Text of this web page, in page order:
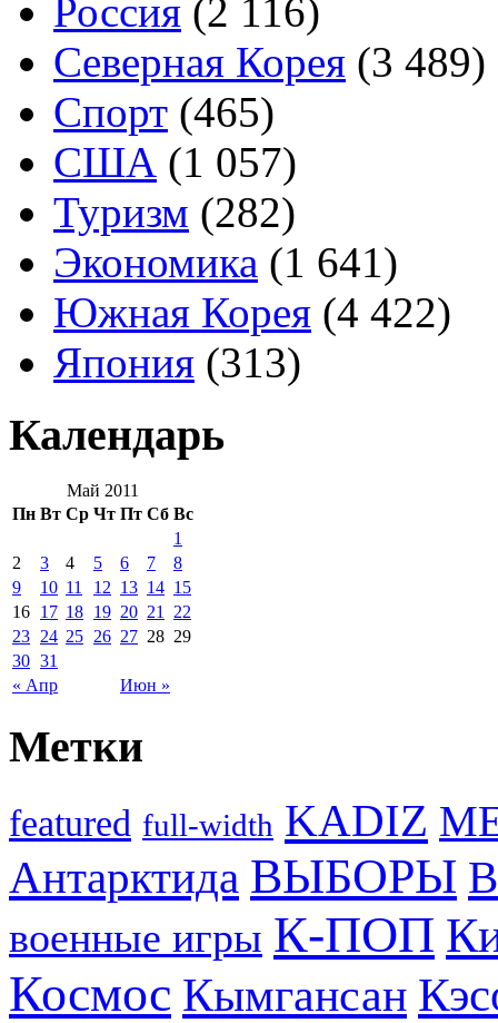
Россия (2 116)
Северная Корея (3 489)
Спорт (465)
США (1 057)
Туризм (282)
Экономика (1 641)
Южная Корея (4 422)
Япония (313)
Календарь
Май 2011
Пн Вт Ср Чт Пт Сб Вс
« Апр Июн »
1
2
3 4 5 6 7
8
9
10 11 12 13 14 15
16 17 18 19 20 21
22
23 24 25 26 27 28 29
30 31
Метки
featured full-width KADIZ
Антарктида ВЫБОРЫ
военные игры К-ПОП
Космос Кымгансан